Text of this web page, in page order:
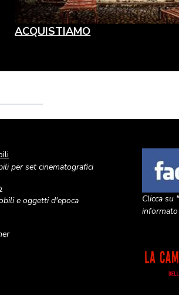
ACQUISTIAMO
per set cinematografici
e oggetti d'epoca
Clicca su "
Image